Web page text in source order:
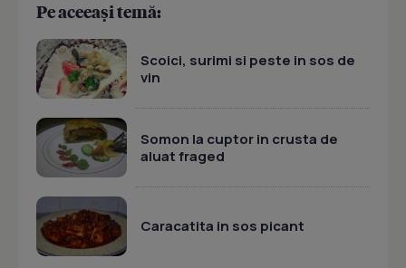
Pe aceeași temă:
Scoici, surimi si peste in sos de
vin
Somon la cuptor in crusta de
aluat fraged
Caracatita in sos picant